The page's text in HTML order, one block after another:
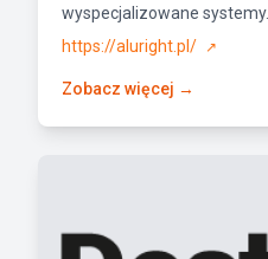
wyspecjalizowane systemy...
https://aluright.pl/
↗
Zobacz więcej →